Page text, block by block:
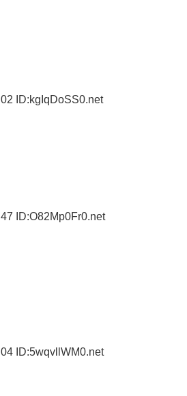
ID:kgIqDoSS0.net
ID:O82Mp0Fr0.net
ID:5wqvllWM0.net